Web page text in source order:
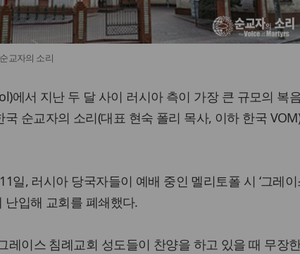
교자의 소리
에서 지난 두 달 사이 러시아 측이 가장 큰 규모의 복
순교자의 소리(대표 현숙 폴리 목사, 이하 한국
일, 러시아 당국자들이 예배 중인 멜리토폴 시 ‘그레
난입해 교회를 폐쇄했다.
레이스 침례교회 성도들이 찬양을 하고 있을 때 무장